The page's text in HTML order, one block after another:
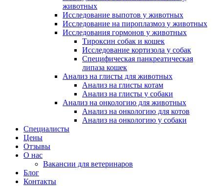
животных
Исследование выпотов у животных
Исследование на пироплазмоз у животных
Исследования гормонов у животных
Тироксин собак и кошек
Исследование кортизола у собак
Специфическая панкреатическая
липаза кошек
Анализ на глисты для животных
Анализ на глисты котам
Анализ на глисты у собаки
Анализ на онкологию для животных
Анализ на онкологию для котов
Анализ на онкологию у собаки
Специалисты
Цены
Отзывы
О нас
Вакансии для ветеринаров
Блог
Контакты